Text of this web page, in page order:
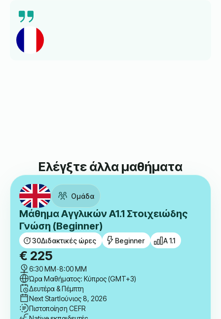
Ελέγξτε άλλα μαθήματα
Ομάδα
Μάθημα Αγγλικών A1.1 Στοιχειώδης
Γνώση (Beginner)
30Διδακτικές ώρες Beginner A 1.1
€ 225
6:30 ΜΜ-8:00 ΜΜ
Ώρα Μαθήματος: Κύπρος (GMT+3)
Δευτέρα & Πέμπτη
Next StartΙούνιος 8, 2026
Πιστοποίηση CEFR